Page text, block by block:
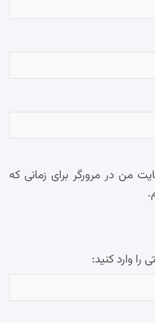
من در مرورگر برای زمانی که
را وارد کنید: